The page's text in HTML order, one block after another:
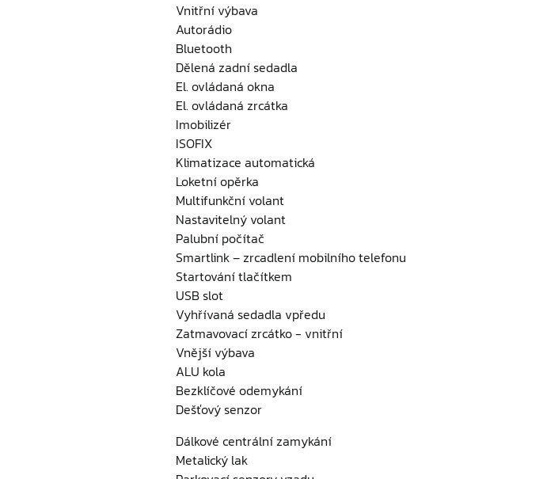
Vnitřní výbava
Autorádio
Bluetooth
Dělená zadní sedadla
El. ovládaná okna
El. ovládaná zrcátka
Imobilizér
ISOFIX
Klimatizace automatická
Loketní opěrka
Multifunkční volant
Nastavitelný volant
Palubní počítač
Smartlink – zrcadlení mobilního telefonu
Startování tlačítkem
USB slot
Vyhřívaná sedadla vpředu
Zatmavovací zrcátko - vnitřní
Vnější výbava
ALU kola
Bezklíčové odemykání
Dešťový senzor
Dálkové centrální zamykání
Metalický lak